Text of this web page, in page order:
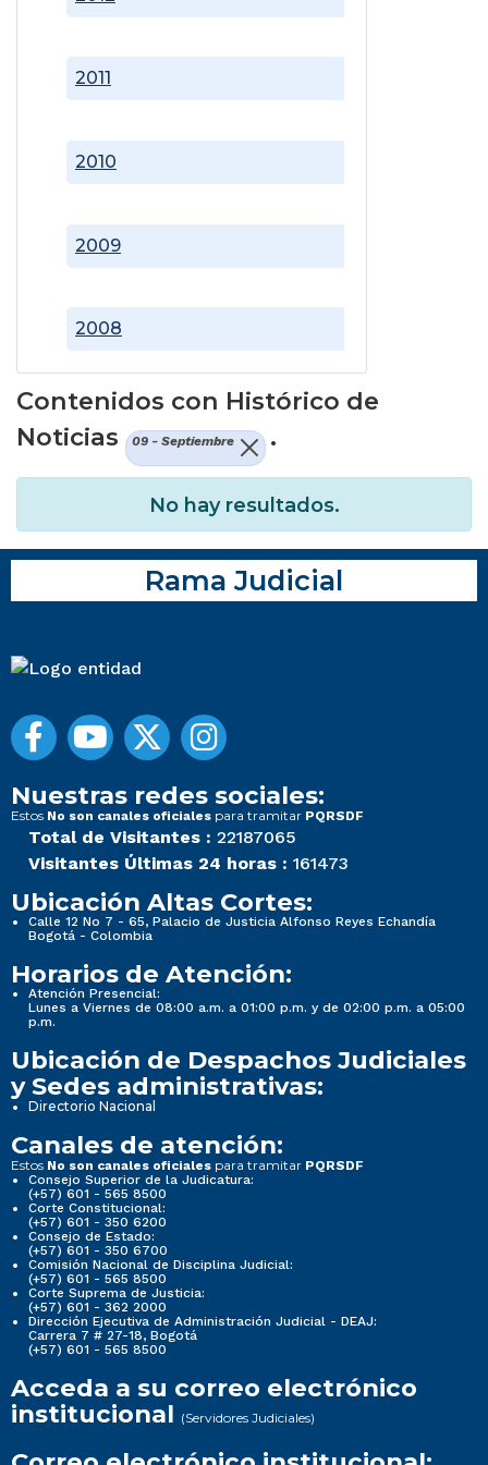
2008
2009
2010
2011
Contenidos con Histórico de
Noticias
09 - Septiembre .
No hay resultados.
Rama Judicial
Nuestras redes sociales:
Estos No son canales oficiales para tramitar PQRSDF
Total de Visitantes : 22187065
Visitantes Últimas 24 horas : 161473
Ubicación Altas Cortes:
Calle 12 No 7 - 65, Palacio de Justicia Alfonso Reyes Echandía
Bogotá - Colombia
Horarios de Atención:
Atención Presencial:
Lunes a Viernes de 08:00 a.m. a 01:00 p.m. y de 02:00 p.m. a 05:00
p.m.
Ubicación de Despachos Judiciales
y Sedes administrativas:
Directorio Nacional
Canales de atención:
Estos No son canales oficiales para tramitar PQRSDF
Consejo Superior de la Judicatura:
(+57) 601 - 565 8500
Corte Constitucional:
(+57) 601 - 350 6200
Consejo de Estado:
(+57) 601 - 350 6700
Comisión Nacional de Disciplina Judicial:
(+57) 601 - 565 8500
Corte Suprema de Justicia:
(+57) 601 - 362 2000
Dirección Ejecutiva de Administración Judicial - DEAJ:
Carrera 7 # 27-18, Bogotá
(+57) 601 - 565 8500
Acceda a su correo electrónico
institucional (Servidores Judiciales)